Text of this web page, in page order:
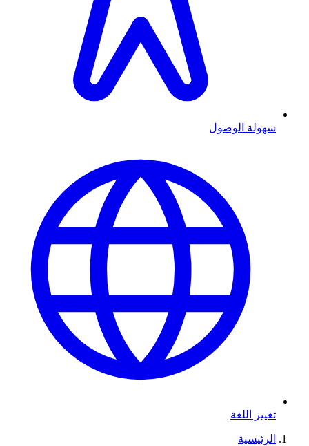
سهولة الوصول
تغيير اللغة
الرئيسية